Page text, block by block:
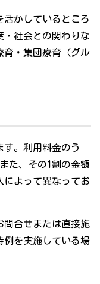
活かしているところ
・社会との関わりな
育・集団療育（グル
。利用料金のう
た、その1割の金額
によって異なってお
問合せまたは直接施
を実施している場